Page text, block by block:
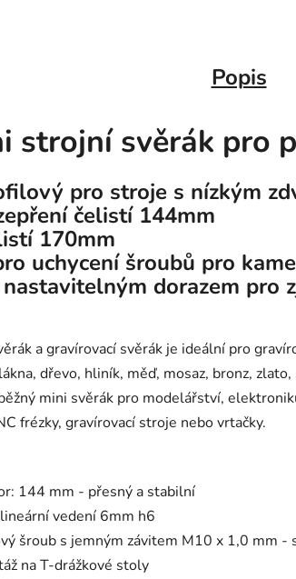
Popis
strojní svěrák pro
pro stroje s nízkým
čelistí 144mm
170mm
uchycení šroubů pro
dorazem pro
a gravírovací svěrák je ideální pro
dřevo, hliník, měď, mosaz, bronz,
mini svěrák pro modelářství,
frézky, gravírovací stroje nebo vrtačky.
144 mm - přesný a stabilní
vedení 6mm h6
šroub s jemným závitem M10 x 1,0 mm -
na T-drážkové stoly